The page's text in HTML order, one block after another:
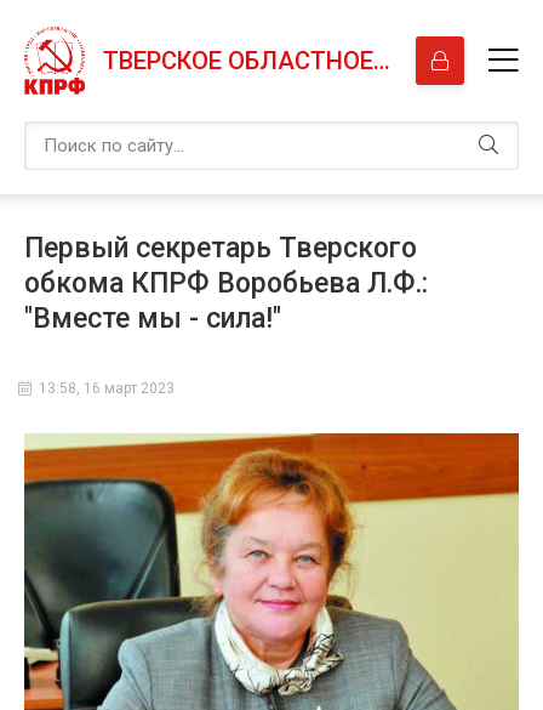
ТВЕРСКОЕ ОБЛАСТНОЕ ОТДЕЛЕНИЕ КПРФ
Первый секретарь Тверского
обкома КПРФ Воробьева Л.Ф.:
"Вместе мы - сила!"
13:58, 16 март 2023